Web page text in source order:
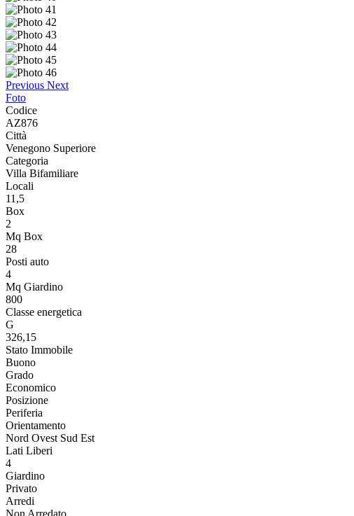
Previous Next
Foto
Codice
AZ876
Città
Venegono Superiore
Categoria
Villa Bifamiliare
Locali
11,5
Box
2
Mq Box
28
Posti auto
4
Mq Giardino
800
Classe energetica
G
326,15
Stato Immobile
Buono
Grado
Economico
Posizione
Periferia
Orientamento
Nord Ovest Sud Est
Lati Liberi
4
Giardino
Privato
Arredi